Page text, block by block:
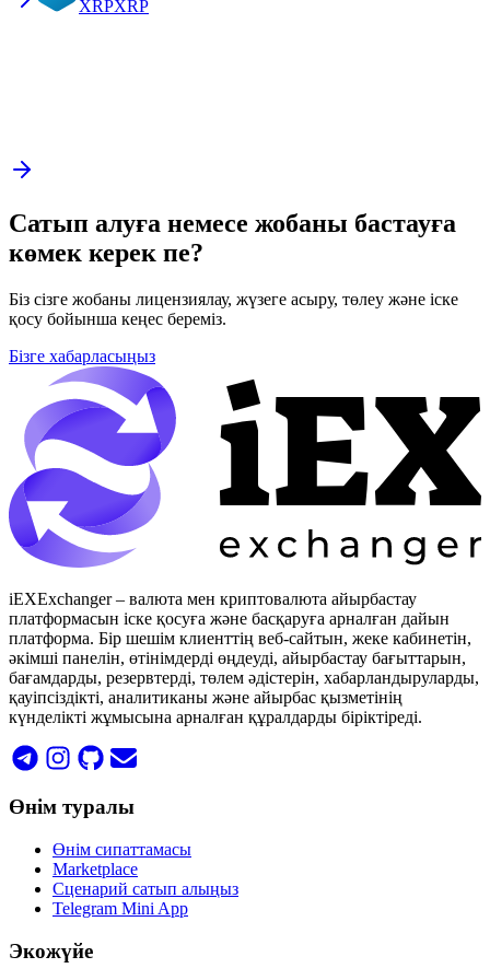
XRPXRP
Сатып алуға немесе жобаны бастауға
көмек керек пе?
Біз сізге жобаны лицензиялау, жүзеге асыру, төлеу және іске
қосу бойынша кеңес береміз.
Бізге хабарласыңыз
iEXExchanger – валюта мен криптовалюта айырбастау
платформасын іске қосуға және басқаруға арналған дайын
платформа. Бір шешім клиенттің веб-сайтын, жеке кабинетін,
әкімші панелін, өтінімдерді өңдеуді, айырбастау бағыттарын,
бағамдарды, резервтерді, төлем әдістерін, хабарландыруларды,
қауіпсіздікті, аналитиканы және айырбас қызметінің
күнделікті жұмысына арналған құралдарды біріктіреді.
Өнім туралы
Өнім сипаттамасы
Marketplace
Сценарий сатып алыңыз
Telegram Mini App
Экожүйе